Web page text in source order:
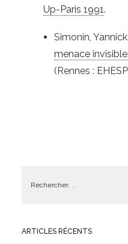
Up-Paris 1991.
Simonin,
menace invisible
(Rennes :
ARTICLES RÉCENTS